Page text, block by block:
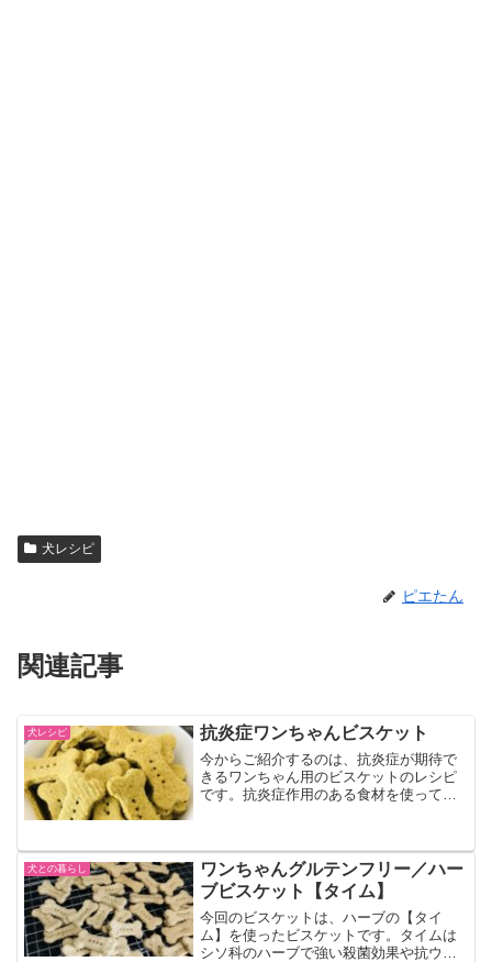
犬レシピ
ピエたん
関連記事
犬レシピ 抗炎症ワンちゃんビスケット
今からご紹介するのは、抗炎症が期待で
きるワンちゃん用のビスケットのレシピ
です。抗炎症作用のある食材を使って、
ビスケット慢性炎症は様々な病気の引き
金になります。例えば、ガ...
犬との暮らし
ワンちゃんグルテンフリー／ハー
ブビスケット【タイム】
今回のビスケットは、ハーブの【タイ
ム】を使ったビスケットです。タイムは
シソ科のハーブで強い殺菌効果や抗ウィ